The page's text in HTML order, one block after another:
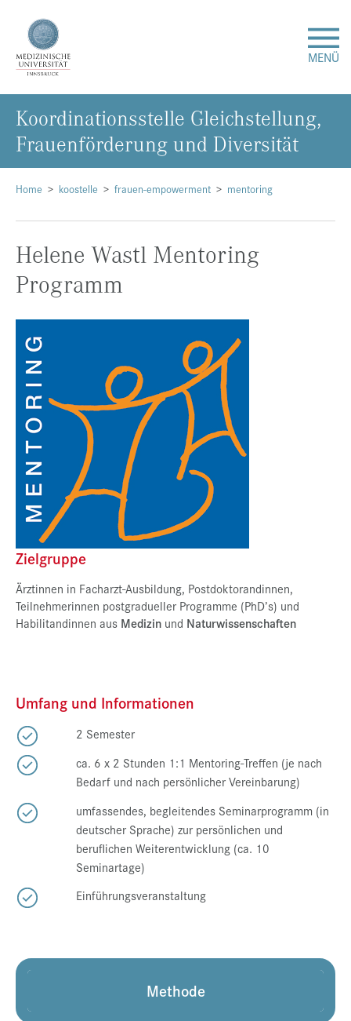
MENÜ
Forschung
Studium & Lehre
Über uns
Internationales
Events
Presse
Jobs
Kontakt
Datenschutz
Service-Links
de |en
Home koostelle frauen-empowerment mentoring
Helene Wastl Mentoring
Programm
Zielgruppe
Ärztinnen in Facharzt-Ausbildung, Postdoktorandinnen,
Teilnehmerinnen postgradueller Programme (PhD’s) und
Habilitandinnen aus Medizin und Naturwissenschaften
Umfang und Informationen
2 Semester
ca. 6 x 2 Stunden 1:1 Mentoring-Treffen (je nach
Bedarf und nach persönlicher Vereinbarung)
umfassendes, begleitendes Seminarprogramm (in
deutscher Sprache) zur persönlichen und
beruflichen Weiterentwicklung (ca. 10
Seminartage)
Einführungsveranstaltung
Methode
Ko­or­di­na­ti­ons­stel­le Gleich­stel­lung,
Frau­en­för­de­rung und Di­ver­si­tät